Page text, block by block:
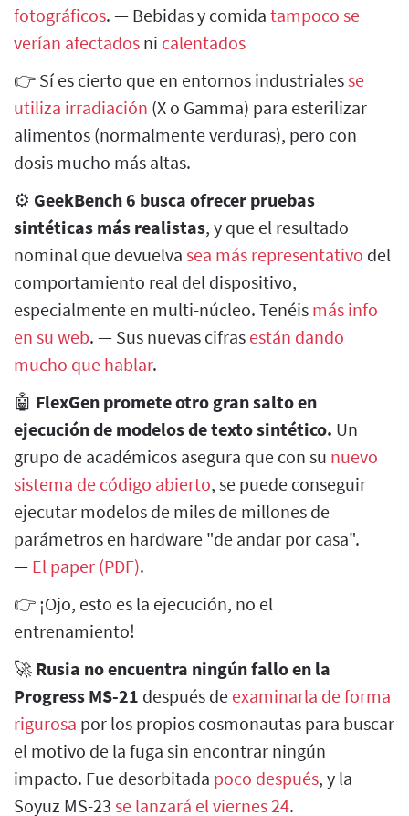
fotográficos. — Bebidas y comida tampoco se
verían afectados ni calentados
👉 Sí es cierto que en entornos industrialesse
utiliza irradiación (X o Gamma) para esterilizar
alimentos (normalmente verduras), pero con
dosis mucho más altas.
⚙️ GeekBench 6 busca ofrecer pruebas
sintéticas más realistas, y que el resultado
nominal que devuelva sea más representativo del
comportamiento real del dispositivo,
especialmente en multi-núcleo. Tenéis más info
en su web. — Sus nuevas cifras están dando
mucho que hablar.
🤖 FlexGen promete otro gran salto en
ejecución de modelos de texto sintético. Un
grupo de académicos asegura que con su nuevo
sistema de código abierto, se puede conseguir
ejecutar modelos de miles de millones de
parámetros en hardware "de andar por casa".
— El paper (PDF).
👉 ¡Ojo, esto es la ejecución, no el
entrenamiento!
🚀 Rusia no encuentra ningún fallo en la
Progress MS-21 después de examinarla de forma
rigurosa por los propios cosmonautas para buscar
el motivo de la fuga sin encontrar ningún
impacto. Fue desorbitada poco después, y la
Soyuz MS-23 se lanzará el viernes 24.